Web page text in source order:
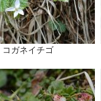
コガネイチゴ